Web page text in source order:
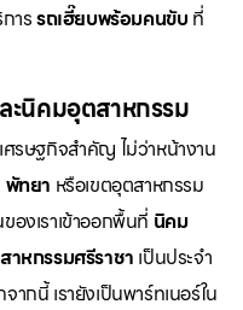
ารรถเฮี๊ยบพร้อมคนขับ ที่
ะนิคมอุตสาหกรรม
รษฐกิจสำคัญ ไม่ว่าหน้างาน
พัทยา หรือเขตอุตสาหกรรม
องเราเข้าออกพื้นที่ นิคม
หกรรมศรีราชาเป็นประจำ
ากนี้ เรายังเป็นพาร์ทเนอร์ใน